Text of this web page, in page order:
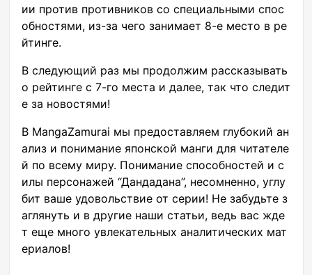
ии против противников со специальными спос
обностями, из-за чего занимает 8-е место в ре
йтинге.
В следующий раз мы продолжим рассказывать
о рейтинге с 7-го места и далее, так что следит
е за новостями!
В MangaZamurai мы предоставляем глубокий ан
ализ и понимание японской манги для читателе
й по всему миру. Понимание способностей и с
илы персонажей “Дандадана”, несомненно, углу
бит ваше удовольствие от серии! Не забудьте з
аглянуть и в другие наши статьи, ведь вас жде
т еще много увлекательных аналитических мат
ериалов!